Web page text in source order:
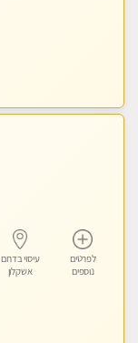
לפרטים
נוספים
עיסוי בדרום
אשקלון